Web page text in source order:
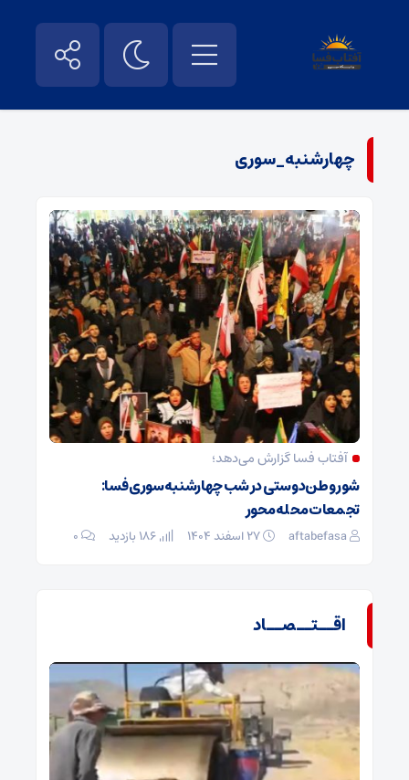
چهارشنبه_سوری
آفتاب فسا گزارش می‌دهد؛
شور وطن‌دوستی در شب چهارشنبه‌سوری فسا:
تجمعات محله‌محور
aftabefasa ۰
اقــتــصــاد